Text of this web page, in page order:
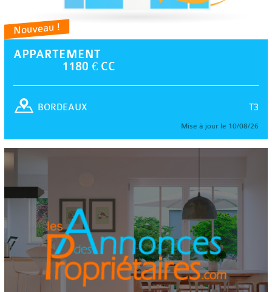
Nouveau !
APPARTEMENT
1180 € CC
T3
BORDEAUX
Mise à jour le 10/08/26